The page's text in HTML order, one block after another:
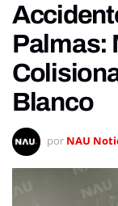
Palmas:
Blanco
por NAU